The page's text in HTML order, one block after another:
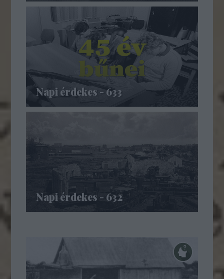
Napi érdekes - 633
Napi érdekes - 632